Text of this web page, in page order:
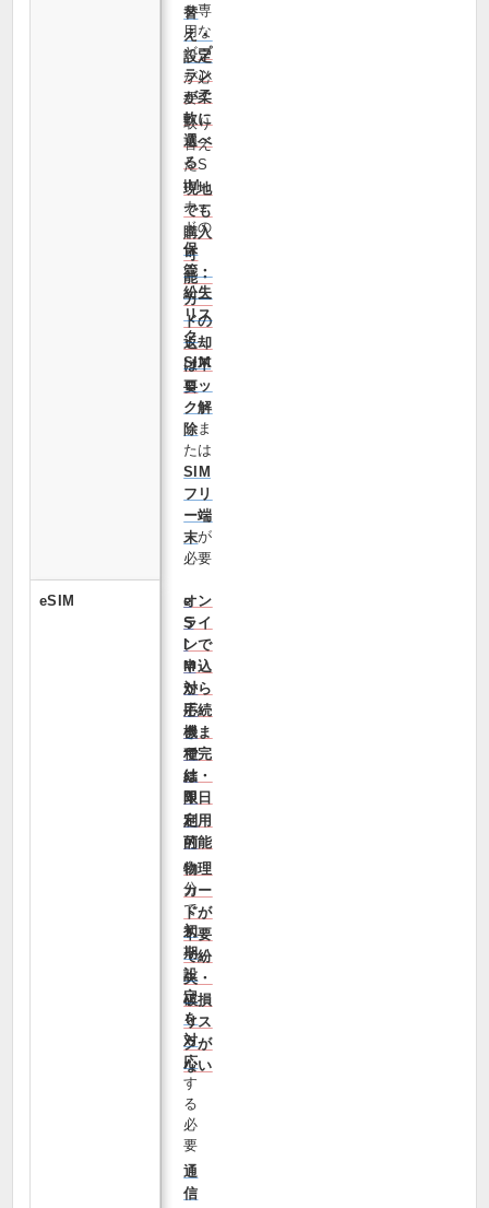
タ専
用な
どプ
ラン
が柔
軟に
選べ
る
現地
でも
購入
可
能・
カー
ドの
返却
は不
要
替
え・
設定
が必
要
取り
替え
たS
IM
カー
ドの
保
管・
紛失
リス
ク
SIM
ロッ
ク解
除 ま
たは
SIM
フリ
ー端
末が
必要
eSIM
オン
ライ
ンで
申込
から
手続
きま
で完
結・
即日
利用
可能
物理
カー
ドが
不要
で紛
失・
破損
リス
クが
ない
e
S
I
M
対
応
機
種
は
限
定
的
自
分
で
初
期
設
定
を
対
応
す
る
必
要
通
信